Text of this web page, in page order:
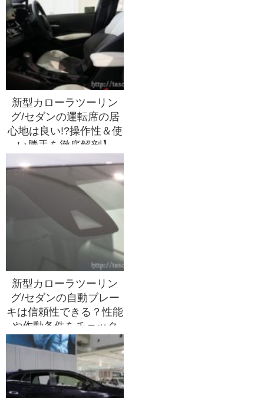
新型カローラツーリン
グ/セダンの運転席の居
心地は良い!?操作性＆使
い勝手を徹底解剖】
新型カローラツーリン
グ/セダンの自動ブレー
キは信頼性できる？性能
や作動条件をチェック